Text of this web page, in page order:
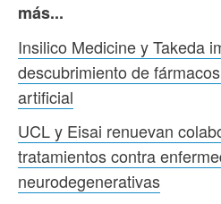
más...
Insilico Medicine y Takeda
descubrimiento de
artificial
UCL y Eisai renuevan
tratamientos contra
neurodegenerativas